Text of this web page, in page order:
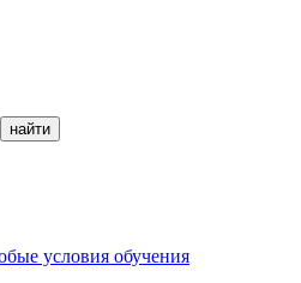
условия обучения